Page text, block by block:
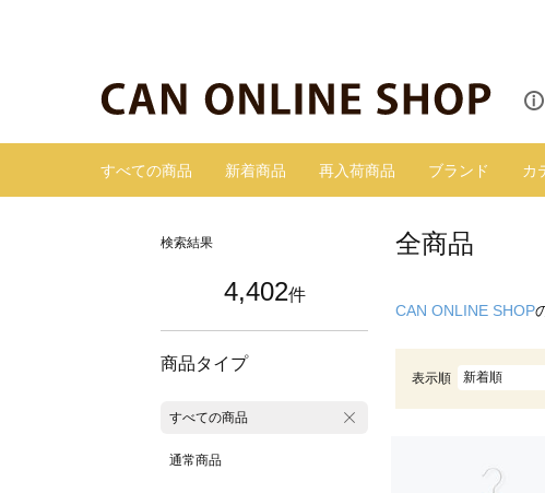
すべての商品 新着商品 再入荷商品 ブランド カ
検索結果
4,402件
商品タイプ
すべての商品
通常商品
全商品
CAN ONLINE SHOP
表示順 新着順